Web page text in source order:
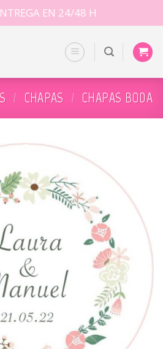
EN 24/48 H
/ CHAPAS / CHAPAS BODA